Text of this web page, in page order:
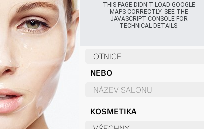
THIS PAGE DIDN'T LOAD GOOGLE
MAPS CORRECTLY. SEE THE
JAVASCRIPT CONSOLE FOR
TECHNICAL DETAILS.
NEBO
KOSMETIKA